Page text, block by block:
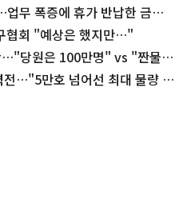
무 폭증에 휴가 반납한 금융
협회 "예상은 했지만…"
…"당원은 100만명" vs "짠물
…"5만호 넘어선 최대 물량 뽑